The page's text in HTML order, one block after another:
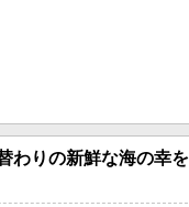
わりの新鮮な海の幸を